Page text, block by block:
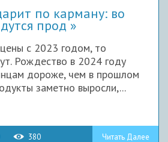
по карману: во
прод
с 2023 годом, то
Рождество в 2024 году
дороже, чем в прошлом
заметно выросли,...
380 Читать Далее